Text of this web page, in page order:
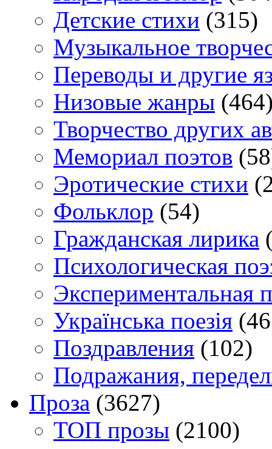
Детские стихи (315)
Музыкальное
Переводы и другие
Низовые жанры
Творчество других
Мемориал поэтов
Эротические стихи
Фольклор (54)
Гражданская лирика
Психологическая
Экспериментальная
Українська поезія
Поздравления (102)
Подражания,
Проза (3627)
TOП прозы (2100)